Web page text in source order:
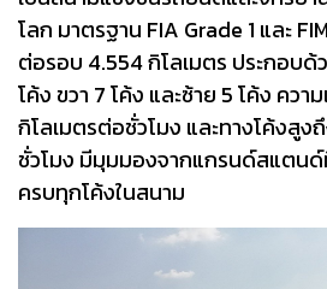
โลก มาตรฐาน FIA Grade 1 และ
ต่อรอบ 4.554 กิโลเมตร ประกอบด้
โค้ง ขวา 7 โค้ง และซ้าย 5 โค้ง ควา
กิโลเมตรต่อชั่วโมง และทางโค้งสูง
ชั่วโมง มีมุมมองจากแกรนด์สแตนด์
ครบทุกโค้งในสนาม